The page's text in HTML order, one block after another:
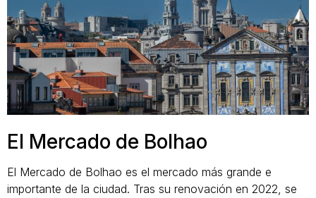
El Mercado de Bolhao
El Mercado de Bolhao es el mercado más grande e
importante de la ciudad. Tras su renovación en 2022, se